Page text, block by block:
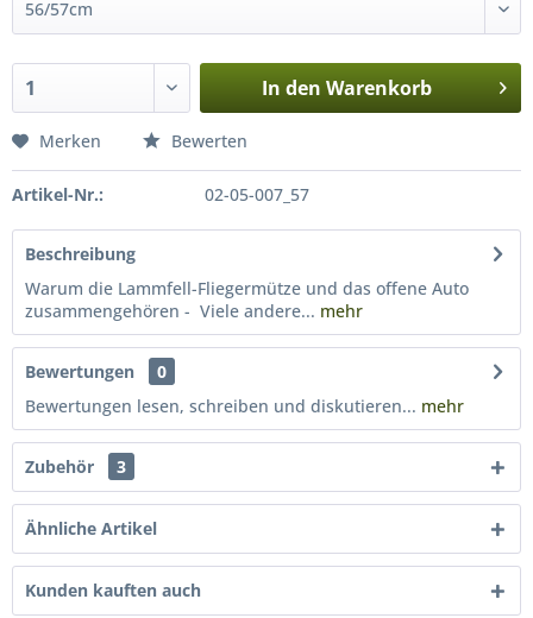
In den Warenkorb
Merken Bewerten
Artikel-Nr.: 02-05-007_57
Beschreibung
Warum die Lammfell-Fliegermütze und das offene Auto
zusammengehören - Viele andere... mehr
Bewertungen
0
Bewertungen lesen, schreiben und diskutieren... mehr
Zubehör 3
Ähnliche Artikel
Kunden kauften auch